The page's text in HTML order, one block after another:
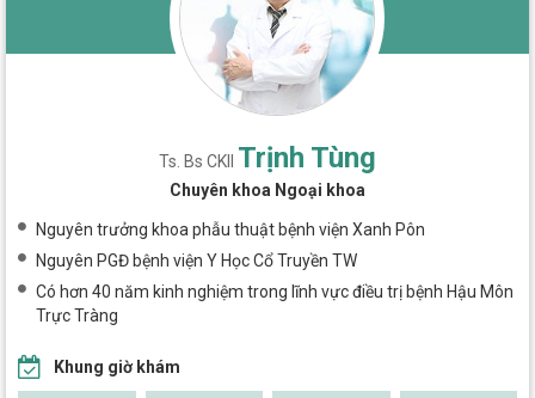
Ts. Bs CKII Trịnh Tùng
Chuyên khoa Ngoại khoa
Nguyên trưởng khoa phẫu thuật bệnh viện Xanh Pôn
Nguyên PGĐ bệnh viện Y Học Cổ Truyền TW
Có hơn 40 năm kinh nghiệm trong lĩnh vực điều trị bệnh Hậu Môn
Trực Tràng
Khung giờ khám